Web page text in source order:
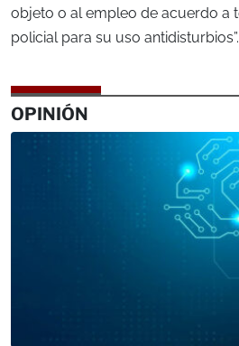
objeto o al empleo de acuerdo a
policial para su uso antidisturbios”.
OPINIÓN